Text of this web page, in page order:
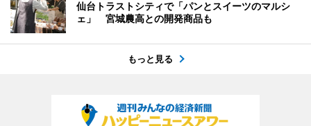
仙台トラストシティで「パンとスイーツのマルシ
ェ」 宮城農高との開発商品も
もっと見る